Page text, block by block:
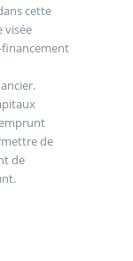
cette
visée
financement
de
de